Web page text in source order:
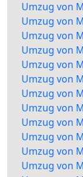
Umzug von
Umzug von
Umzug von
Umzug von
Umzug von
Umzug von
Umzug von
Umzug von
Umzug von
Umzug von
Umzug von
Umzug von